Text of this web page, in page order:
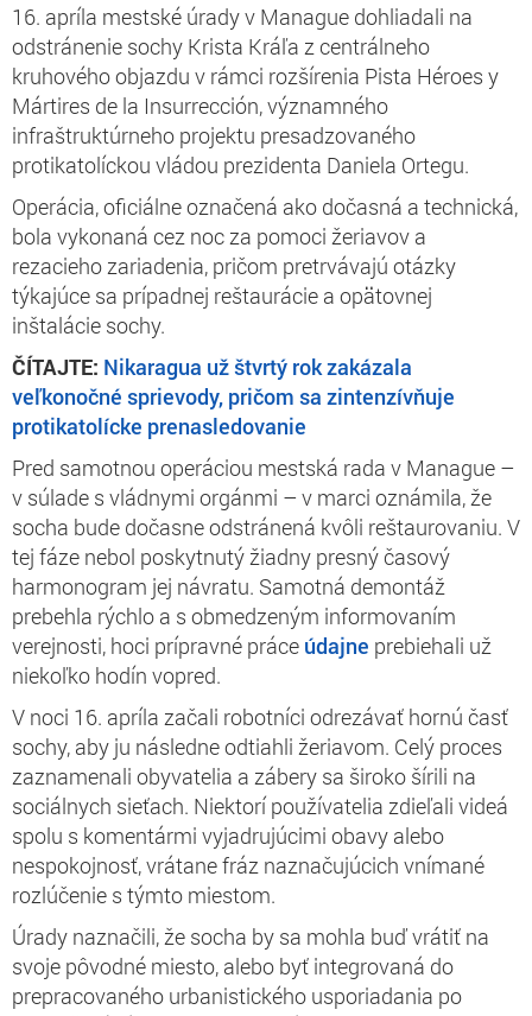
16. apríla mestské úrady v Manague dohliadali na
odstránenie sochy Krista Kráľa z centrálneho
kruhového objazdu v rámci rozšírenia Pista Héroes y
Mártires de la Insurrección, významného
infraštruktúrneho projektu presadzovaného
protikatolíckou vládou prezidenta Daniela Ortegu.
Operácia, oficiálne označená ako dočasná a technická,
bola vykonaná cez noc za pomoci žeriavov a
rezacieho zariadenia, pričom pretrvávajú otázky
týkajúce sa prípadnej reštaurácie a opätovnej
inštalácie sochy.
ČÍTAJTE: Nikaragua už štvrtý rok zakázala
veľkonočné sprievody, pričom sa zintenzívňuje
protikatolícke prenasledovanie
Pred samotnou operáciou mestská rada v Manague –
v súlade s vládnymi orgánmi – v marci oznámila, že
socha bude dočasne odstránená kvôli reštaurovaniu. V
tej fáze nebol poskytnutý žiadny presný časový
harmonogram jej návratu. Samotná demontáž
prebehla rýchlo a s obmedzeným informovaním
verejnosti, hoci prípravné práce údajne prebiehali už
niekoľko hodín vopred.
V noci 16. apríla začali robotníci odrezávať hornú časť
sochy, aby ju následne odtiahli žeriavom. Celý proces
zaznamenali obyvatelia a zábery sa široko šírili na
sociálnych sieťach. Niektorí používatelia zdieľali videá
spolu s komentármi vyjadrujúcimi obavy alebo
nespokojnosť, vrátane fráz naznačujúcich vnímané
rozlúčenie s týmto miestom.
Úrady naznačili, že socha by sa mohla buď vrátiť na
svoje pôvodné miesto, alebo byť integrovaná do
prepracovaného urbanistického usporiadania po